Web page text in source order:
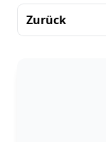
Zurück